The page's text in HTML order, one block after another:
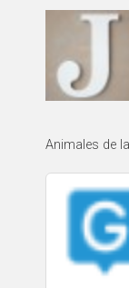
Animales de